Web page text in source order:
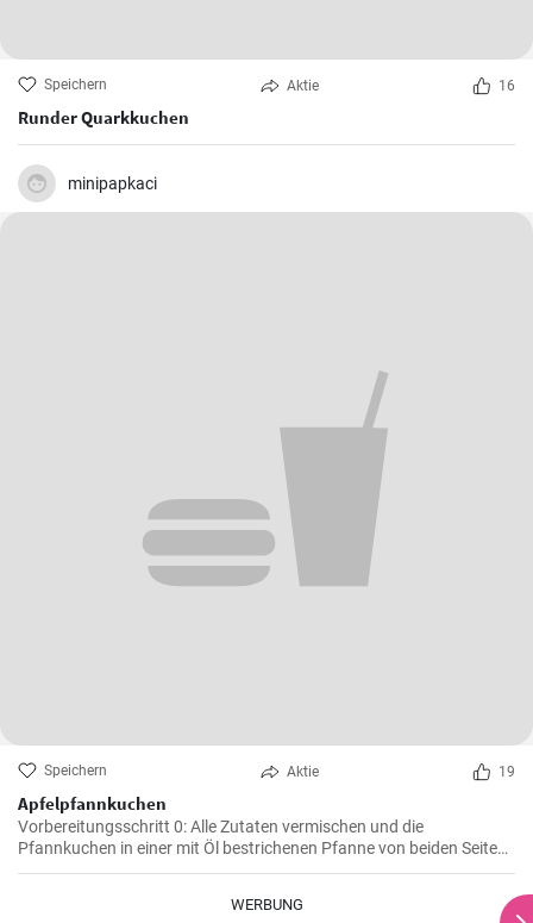
Speichern Aktie 16
Runder Quarkkuchen
minipapkaci
Speichern Aktie 19
Apfelpfannkuchen
Vorbereitungsschritt 0: Alle Zutaten vermischen und die
Pfannkuchen in einer mit Öl bestrichenen Pfanne von beiden Seiten
braten.
WERBUNG